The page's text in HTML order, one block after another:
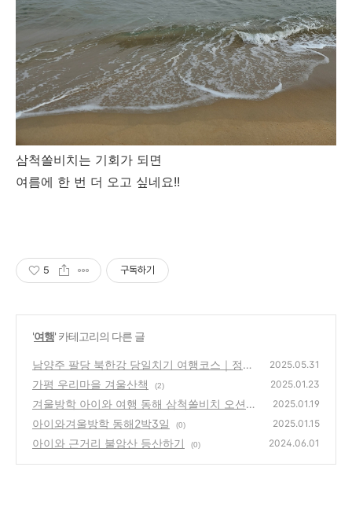
삼척쏠비치는 기회가 되면
여름에 한 번 더 오고 싶네요!!
5 구독하기
'여행' 카테고리의 다른 글
남양주 팔당 북한강 당일치기 여행코스｜정약
용유적지부터 아유스페이스까지 힐링 완료!
(2)
2025.05.31
가평 우리마을 겨울산책 (2) 2025.01.23
겨울방학 아이와 여행 동해 삼척쏠비치 오션플
레이 동절기 이용후기
(3)
2025.01.19
아이와겨울방학 동해2박3일 (0) 2025.01.15
아이와 근거리 불암산 등산하기 (0) 2024.06.01